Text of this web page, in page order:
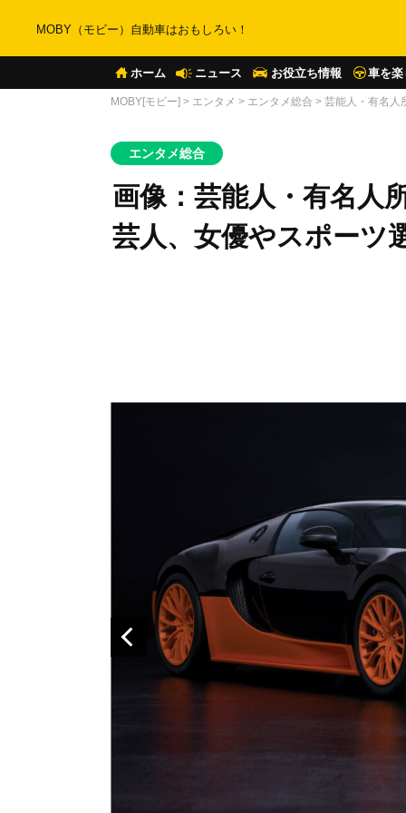
MOBY（モビー）自動車はおもしろい！
ホーム ニュース お役立ち情報 車を楽
MOBY[モビー] > エンタメ > エンタメ総合 > 芸能人・有名人
エンタメ総合
画像：芸能人・有名人
芸人、女優やスポーツ